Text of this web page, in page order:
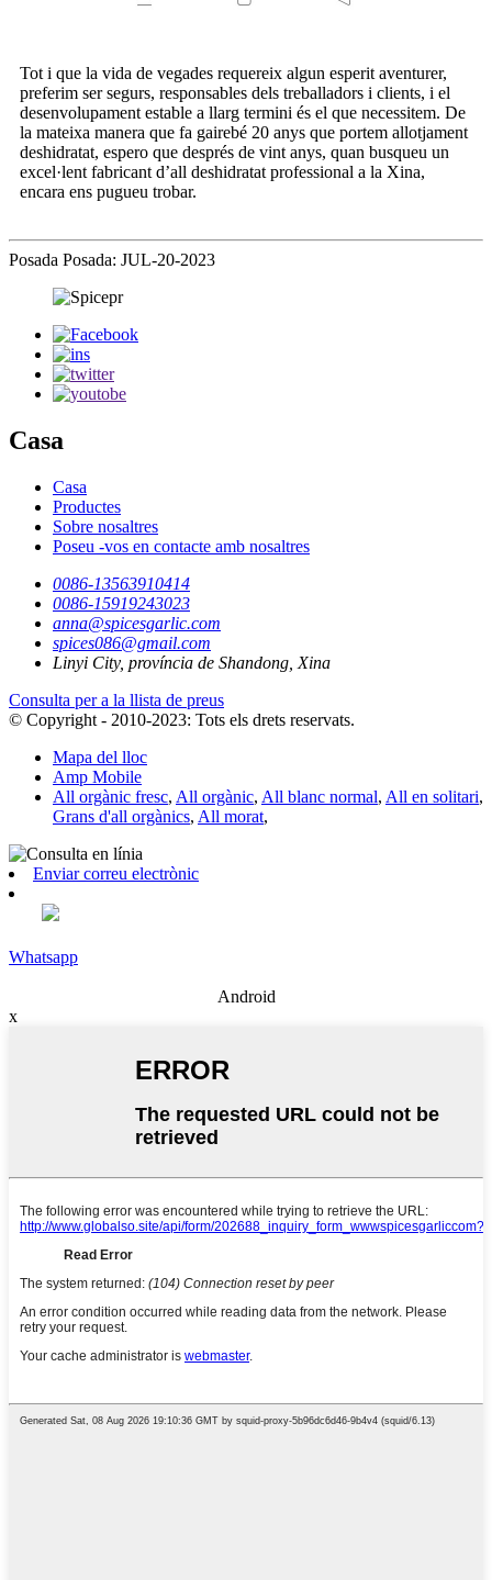
Tot i que la vida de vegades requereix algun esperit aventurer,
preferim ser segurs, responsables dels treballadors i clients, i el
desenvolupament estable a llarg termini és el que necessitem. De
la mateixa manera que fa gairebé 20 anys que portem allotjament
deshidratat, espero que després de vint anys, quan busqueu un
excel·lent fabricant d’all deshidratat professional a la Xina,
encara ens pugueu trobar.
Posada Posada: JUL-20-2023
Casa
Casa
Productes
Sobre nosaltres
Poseu -vos en contacte amb nosaltres
0086-13563910414
0086-15919243023
anna@spicesgarlic.com
spices086@gmail.com
Linyi City, província de Shandong, Xina
Consulta per a la llista de preus
© Copyright - 2010-2023: Tots els drets reservats.
Mapa del lloc
Amp Mobile
All orgànic fresc, All orgànic, All blanc normal, All en solitari,
Grans d'all orgànics, All morat,
Enviar correu electrònic
Whatsapp
Android
x